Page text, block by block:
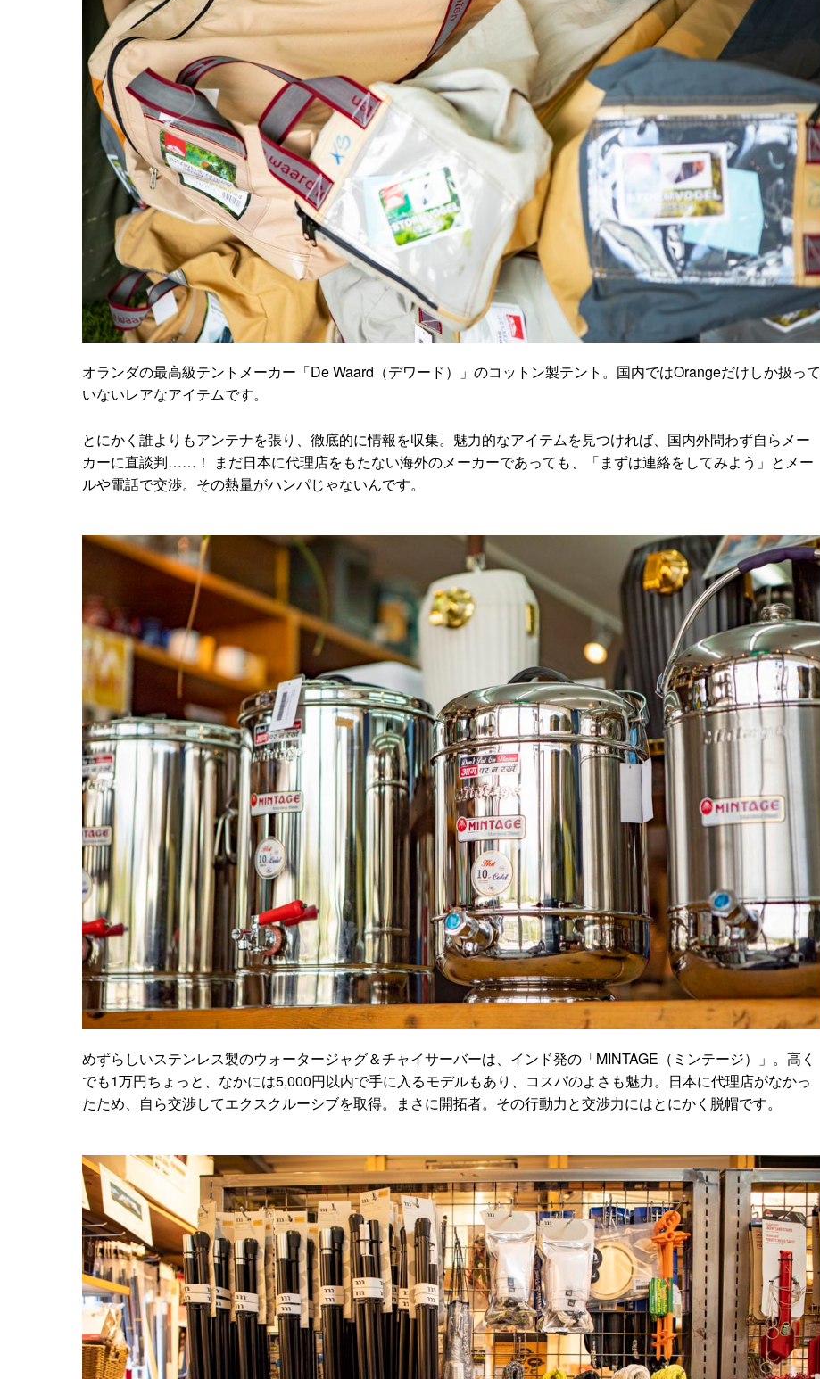
オランダの最高級テントメーカー「De Waard（デワード）」のコットン製テント。国内ではOrangeだけしか扱って
いないレアなアイテムです。
とにかく誰よりもアンテナを張り、徹底的に情報を収集。魅力的なアイテムを見つければ、国内外問わず自らメー
カーに直談判……！ まだ日本に代理店をもたない海外のメーカーであっても、「まずは連絡をしてみよう」とメー
ルや電話で交渉。その熱量がハンパじゃないんです。
めずらしいステンレス製のウォータージャグ＆チャイサーバーは、インド発の「MINTAGE（ミンテージ）」。高く
でも1万円ちょっと、なかには5,000円以内で手に入るモデルもあり、コスパのよさも魅力。日本に代理店がなかっ
たため、自ら交渉してエクスクルーシブを取得。まさに開拓者。その行動力と交渉力にはとにかく脱帽です。